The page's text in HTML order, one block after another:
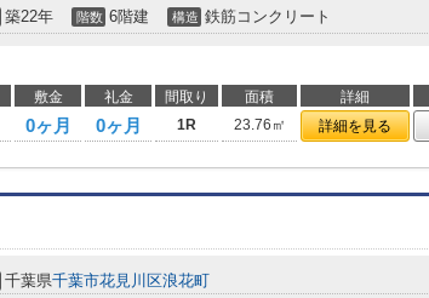
築22年 階数 6階建 構造 鉄筋コンクリート
敷金 礼金 間取り 面積 詳細
0ヶ月 0ヶ月 1R 23.76㎡ 詳細を見る
千葉県千葉市花見川区浪花町